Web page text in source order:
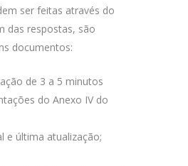
ser feitas através do
das respostas, são
documentos:
de 3 a 5 minutos
do Anexo IV do
e última atualização;